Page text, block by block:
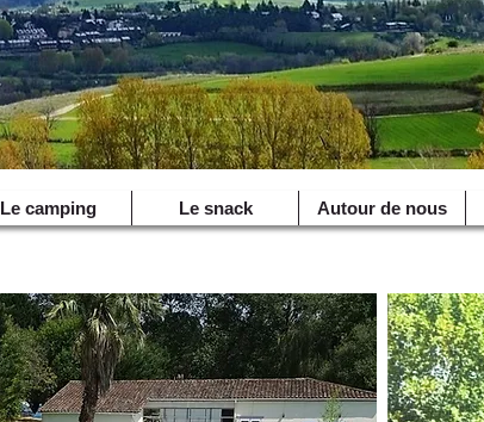
Le camping Le snack Autour de nous